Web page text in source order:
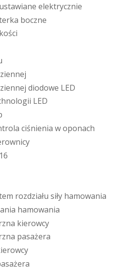
ustawiane elektrycznie
erka boczne
kości
ziennej
ziennej diodowe LED
hnologii LED
trola ciśnienia woponach
rownicy
16
em rozdziału siły hamowania
ania hamowania
zna kierowcy
zna pasażera
ierowcy
asażera